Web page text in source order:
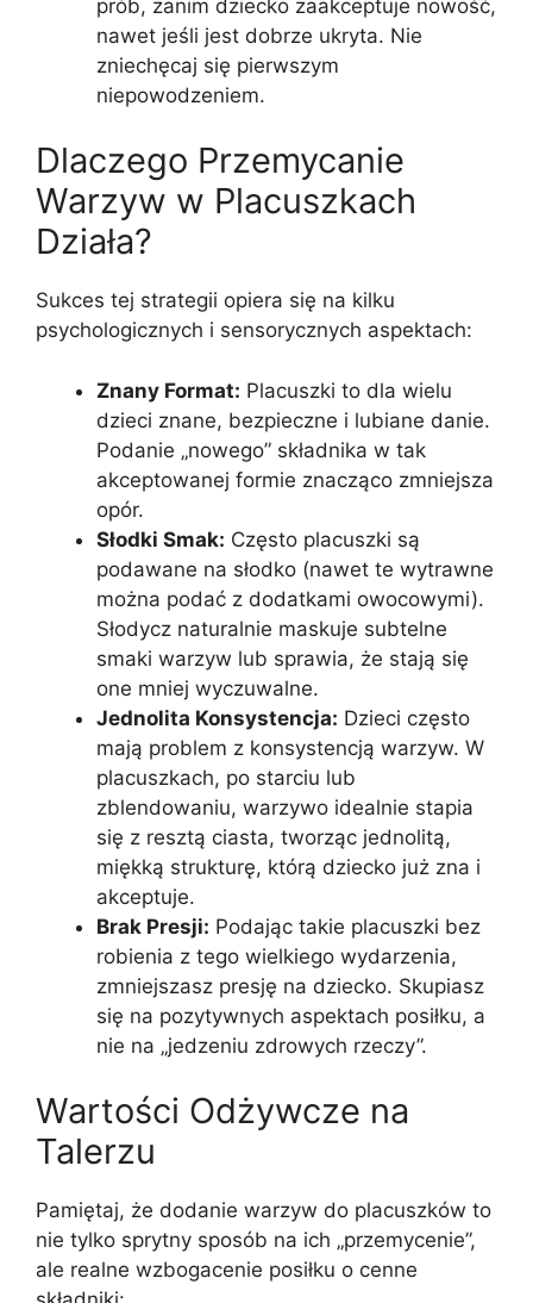
prób, zanim dziecko zaakceptuje nowość,
nawet jeśli jest dobrze ukryta. Nie
zniechęcaj się pierwszym
niepowodzeniem.
Dlaczego Przemycanie
Warzyw w Placuszkach
Działa?
Sukces tej strategii opiera się na kilku
psychologicznych i sensorycznych aspektach:
Znany Format: Placuszki to dla wielu
dzieci znane, bezpieczne i lubiane danie.
Podanie „nowego” składnika w tak
akceptowanej formie znacząco zmniejsza
opór.
Słodki Smak: Często placuszki są
podawane na słodko (nawet te wytrawne
można podać z dodatkami owocowymi).
Słodycz naturalnie maskuje subtelne
smaki warzyw lub sprawia, że stają się
one mniej wyczuwalne.
Jednolita Konsystencja: Dzieci często
mają problem z konsystencją warzyw. W
placuszkach, po starciu lub
zblendowaniu, warzywo idealnie stapia
się z resztą ciasta, tworząc jednolitą,
miękką strukturę, którą dziecko już zna i
akceptuje.
Brak Presji: Podając takie placuszki bez
robienia z tego wielkiego wydarzenia,
zmniejszasz presję na dziecko. Skupiasz
się na pozytywnych aspektach posiłku, a
nie na „jedzeniu zdrowych rzeczy”.
Wartości Odżywcze na
Talerzu
Pamiętaj, że dodanie warzyw do placuszków to
nie tylko sprytny sposób na ich „przemycenie”,
ale realne wzbogacenie posiłku o cenne